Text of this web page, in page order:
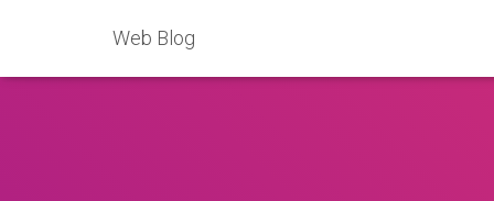
Web Blog